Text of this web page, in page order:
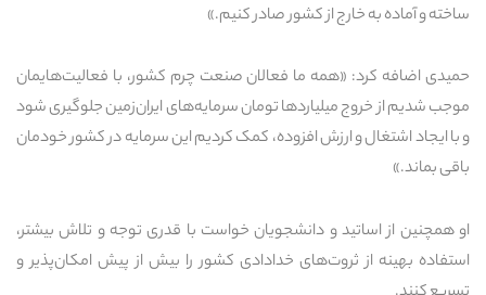
ساخته و آماده به خارج از کشور صادر کنیم.»
حمیدی اضافه کرد: «همه ما فعالان صنعت چرم کشور، با فعالیت‌هایمان
موجب شدیم از خروج میلیاردها تومان سرمایه‌های ایران‌زمین جلوگیری شود
و با ایجاد اشتغال و ارزش افزوده، کمک کردیم این سرمایه در کشور خودمان
باقی بماند.»
او همچنین از اساتید و دانشجویان خواست با قدری توجه و تلاش بیشتر،
استفاده بهینه از ثروت‌های خدادادی کشور را بیش از پیش امکان‌پذیر و